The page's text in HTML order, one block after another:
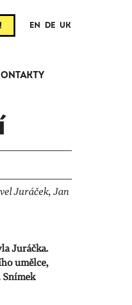
EN DE UK
Juráček, Jan
Juráčka.
umělce,